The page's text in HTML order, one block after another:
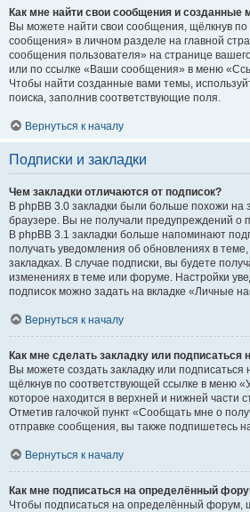
Как мне найти свои сообщения и созданные
Вы можете найти свои сообщения, щёлкнув по
сообщения» в личном разделе на главной
сообщения пользователя» на странице
или по ссылке «Ваши сообщения» в меню
Чтобы найти созданные вами темы,
поиска, заполнив соответствующие поля.
Вернуться к началу
Подписки и закладки
Чем закладки отличаются от подписок?
В phpBB 3.0 закладки были больше похожи на
браузере. Вы не получали предупреждений о
В phpBB 3.1 закладки больше напоминают
получать уведомления об обновлениях в
закладках. В случае подписки, вы будете
изменениях в теме или форуме. Настройки
подписок можно задать на вкладке «Личные
Вернуться к началу
Как мне сделать закладку или
Вы можете создать закладку или
щёлкнув по соответствующей ссылке в меню
которое находится в верхней и нижней части
Отметив галочкой пункт «Сообщать мне о
отправке сообщения, вы также подпишетесь
Вернуться к началу
Как мне подписаться на определённый
Чтобы подписаться на определённый форум,